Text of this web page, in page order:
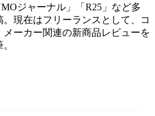
ジャーナル」「R25」など多
現在はフリーランスとして、コ
ーカー関連の新商品レビューを